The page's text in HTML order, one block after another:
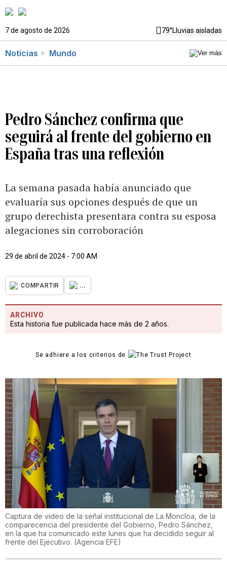
7 de agosto de 2026 79°Lluvias aisladas
Noticias Mundo
Pedro Sánchez confirma que
seguirá al frente del gobierno en
España tras una reflexión
La semana pasada había anunciado que
evaluaría sus opciones después de que un
grupo derechista presentara contra su esposa
alegaciones sin corroboración
29 de abril de 2024 - 7:00 AM
COMPARTIR ...
ARCHIVO
Esta historia fue publicada hace más de 2 años.
Se adhiere a los criterios de
Captura de video de la señal institucional de La Moncloa, de la
comparecencia del presidente del Gobierno, Pedro Sánchez,
en la que ha comunicado este lunes que ha decidido seguir al
frente del Ejecutivo. (Agencia EFE)